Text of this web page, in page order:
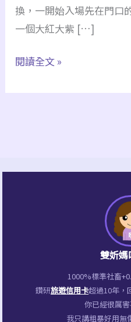
換，一開始入場先在門口
一個大紅大紫 […]
岩、
沙
釣
院
閱讀全文 »
雙妡
1000%標準社畜
鑽研旅遊信用卡超過10年，
你已經很厲
我只講粗暴好用無